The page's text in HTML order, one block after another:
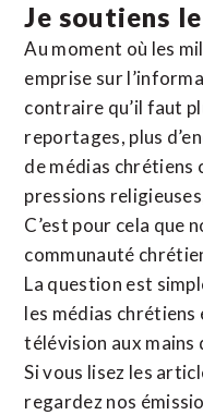
Je soutiens
Au moment où les
emprise sur
contraire qu’il faut
reportages, plus
de médias chrétiens
pressions
C’est pour cela que
communauté
La question est
les médias chrétiens
télévision aux mains
Si vous lisez les
regardez nos